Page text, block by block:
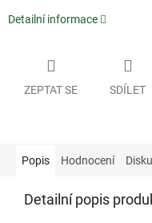
Detailní informace
ZEPTAT SE SDÍLET
Popis Hodnocení
Detailní popis